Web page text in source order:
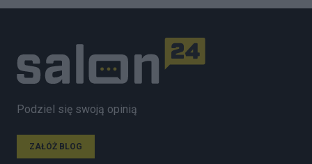
Podziel się swoją opinią
ZAŁÓŻ BLOG